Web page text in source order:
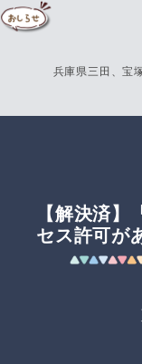
兵庫県三田、宝
【解決済
セス許可が